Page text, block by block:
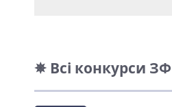
✵ Всі конкурси ЗФ